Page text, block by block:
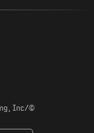
©/TM/
Inc.